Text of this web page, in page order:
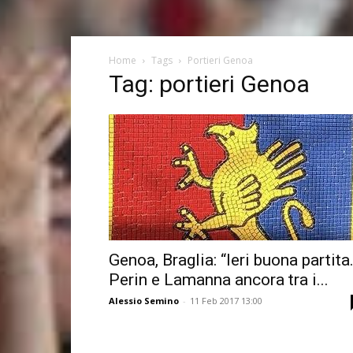
Home Tags Portieri Genoa
Tag: portieri Genoa
Genoa, Braglia: “Ieri buona partita.
Perin e Lamanna ancora tra i...
Alessio Semino - 11 Feb 2017 13:00